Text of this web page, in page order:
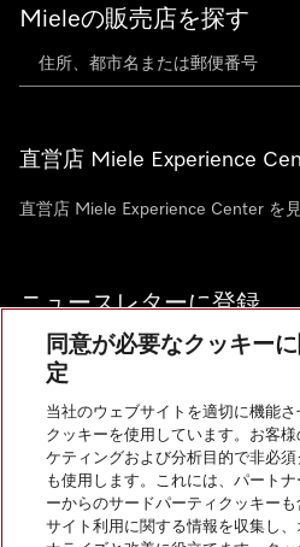
Mieleの販売店を探す
直営店 Miele Experience
直営店 Miele Experience Center を
ニュースレターに登録
お問い合わせ
InstagramのMiele
YoutubeのMiele
同意が必要なクッキー
定
当社のウェブサイトを適切に機能
クッキーを使用しています。お客
ケティングおよび分析目的で非必
も使用します。これには、パート
ーからのサードパーティクッキー
サイト利用に関する情報を収集し